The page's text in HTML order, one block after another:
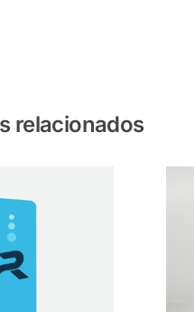
relacionados